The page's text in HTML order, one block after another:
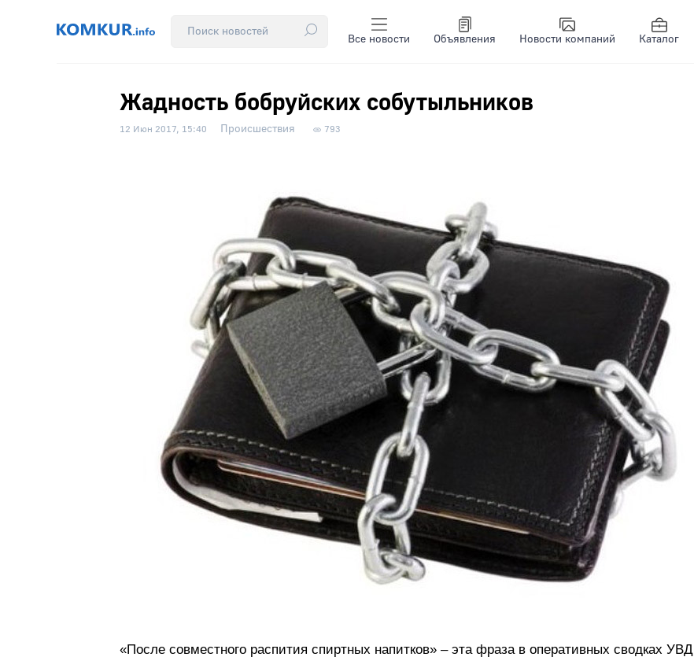
Все новости Объявления Новости компаний Каталог
Жадность бобруйских собутыльников
12 Июн 2017, 15:40 Происшествия 793
«После совместного распития спиртных напитков» – эта фраза в оперативных сводках УВД